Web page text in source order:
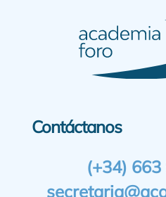
Contáctanos
(+34)